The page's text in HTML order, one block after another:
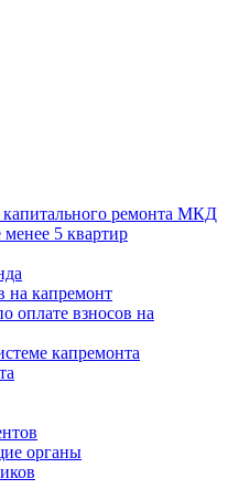
ремонта МКД
5 квартир
на капремонт
оплате взносов на
капремонта
органы